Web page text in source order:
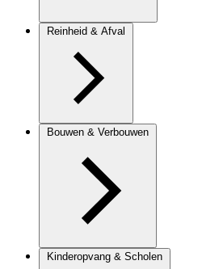
Reinheid & Afval
Bouwen & Verbouwen
Kinderopvang & Scholen